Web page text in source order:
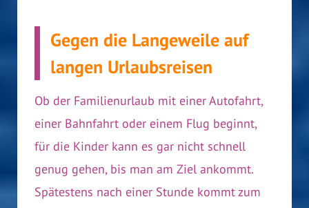
Gegen die Langeweile auf
langen Urlaubsreisen
Ob der Familienurlaub mit einer Autofahrt,
einer Bahnfahrt oder einem Flug beginnt,
für die Kinder kann es gar nicht schnell
genug gehen, bis man am Ziel ankommt.
Spätestens nach einer Stunde kommt zum